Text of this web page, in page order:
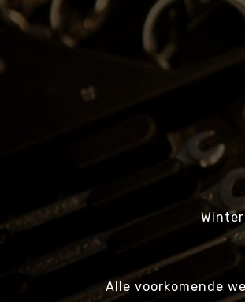
Alle voorkomende